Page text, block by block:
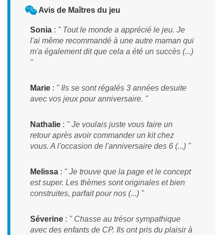
Avis de Maîtres du jeu
Sonia : " Tout le monde a apprécié le jeu. Je
l'ai même recommandé à une autre maman qui
m'a également dit que cela a été un succès (...)
"
Marie : " Ils se sont régalés 3 années desuite
avec vos jeux pour anniversaire. "
Nathalie : " Je voulais juste vous faire un
retour après avoir commander un kit chez
vous. A l'occasion de l'anniversaire des 6 (...) "
Melissa : " Je trouve que la page et le concept
est super. Les thèmes sont originales et bien
construites, parfait pour nos (...) "
Séverine : " Chasse au trésor sympathique
avec des enfants de CP. Ils ont pris du plaisir à